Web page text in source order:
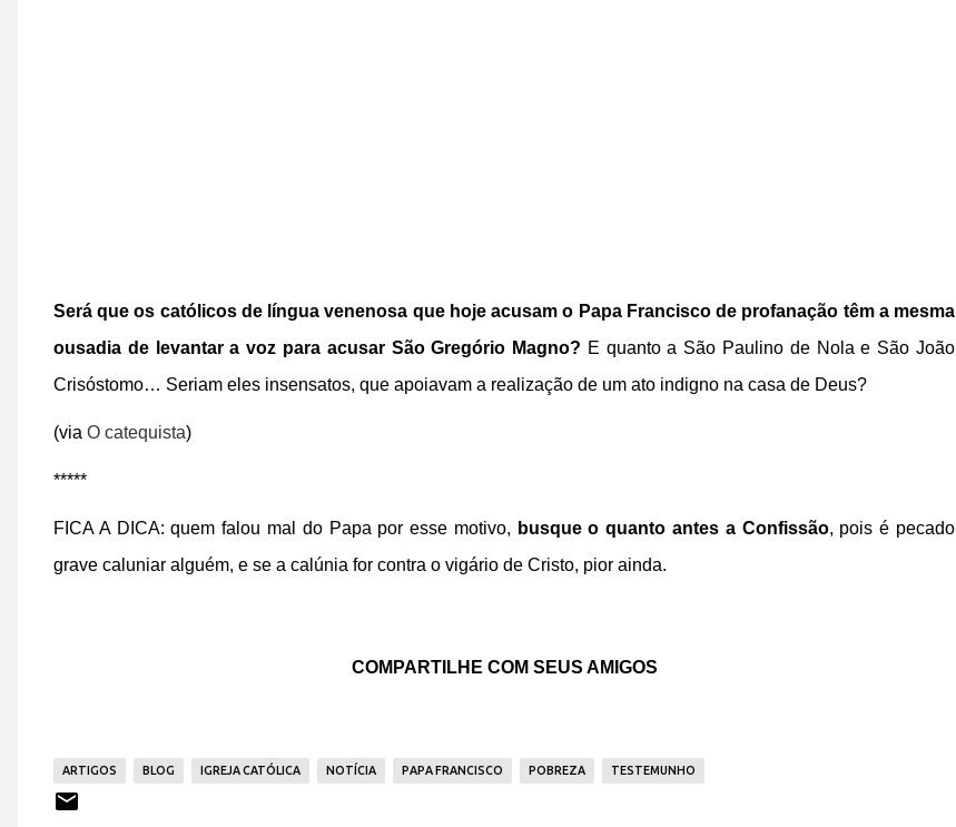
Será que os católicos de língua venenosa que hoje acusam o Papa Francisco de profanação têm a mesma
ousadia de levantar a voz para acusar São Gregório Magno? E quanto a São Paulino de Nola e São João
Crisóstomo… Seriam eles insensatos, que apoiavam a realização de um ato indigno na casa de Deus?
(via O catequista)
*****
FICA A DICA: quem falou mal do Papa por esse motivo, busque o quanto antes a Confissão, pois é pecado
grave caluniar alguém, e se a calúnia for contra o vigário de Cristo, pior ainda.
COMPARTILHE COM SEUS AMIGOS
ARTIGOS BLOG IGREJA CATÓLICA NOTÍCIA PAPA FRANCISCO POBREZA TESTEMUNHO